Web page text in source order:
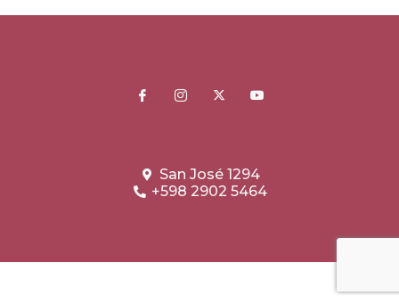
San José 1294
+598 2902 5464